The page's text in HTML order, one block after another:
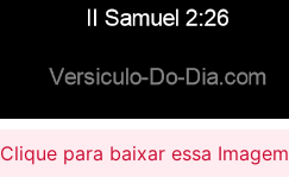
Clique para baixar essa Imagem